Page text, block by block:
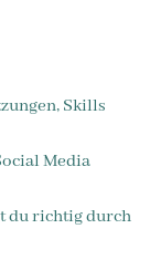
Skills
Media
du richtig durch